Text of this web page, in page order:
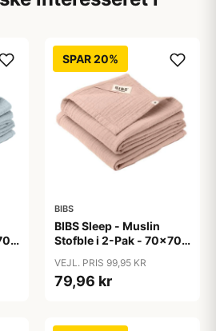
SPAR 20%
BIBS
BIBS Sleep - Muslin
Stofble i 2-Pak - 70x70
VEJL. PRIS 99,95 KR
79,96 kr